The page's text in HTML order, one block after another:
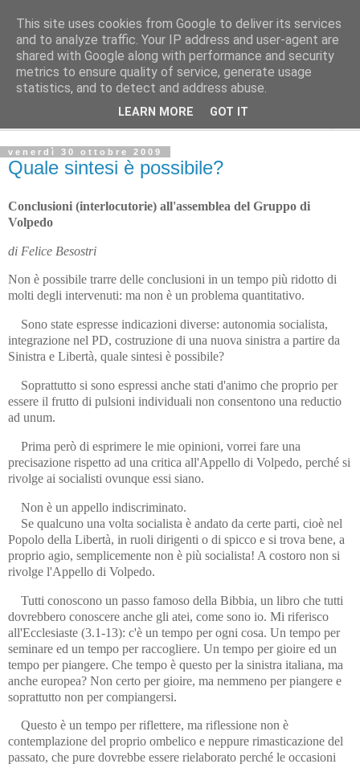
Avvenire dei Lavoratori
PERISCOPIO
venerdì 30 ottobre 2009
Quale sintesi è possibile?
Conclusioni (interlocutorie) all'assemblea del Gruppo di
Volpedo
di Felice Besostri
Non è possibile trarre delle conclusioni in un tempo più ridotto di
molti degli intervenuti: ma non è un problema quantitativo.
Sono state espresse indicazioni diverse: autonomia socialista,
integrazione nel PD, costruzione di una nuova sinistra a partire da
Sinistra e Libertà, quale sintesi è possibile?
Soprattutto si sono espressi anche stati d'animo che proprio per
essere il frutto di pulsioni individuali non consentono una reductio
ad unum.
Prima però di esprimere le mie opinioni, vorrei fare una
precisazione rispetto ad una critica all'Appello di Volpedo, perché si
rivolge ai socialisti ovunque essi siano.
Non è un appello indiscriminato.
Se qualcuno una volta socialista è andato da certe parti, cioè nel
Popolo della Libertà, in ruoli dirigenti o di spicco e si trova bene, a
proprio agio, semplicemente non è più socialista! A costoro non si
rivolge l'Appello di Volpedo.
Tutti conoscono un passo famoso della Bibbia, un libro che tutti
dovrebbero conoscere anche gli atei, come sono io. Mi riferisco
all'Ecclesiaste (3.1-13): c'è un tempo per ogni cosa. Un tempo per
seminare ed un tempo per raccogliere. Un tempo per gioire ed un
tempo per piangere. Che tempo è questo per la sinistra italiana, ma
anche europea? Non certo per gioire, ma nemmeno per piangere e
soprattutto non per compiangersi.
Questo è un tempo per riflettere, ma riflessione non è
contemplazione del proprio ombelico e neppure rimasticazione del
passato, che pure dovrebbe essere rielaborato perché le occasioni
This site uses cookies from Google to deliver its services
and to analyze traffic. Your IP address and user-agent are
shared with Google along with performance and security
metrics to ensure quality of service, generate usage
statistics, and to detect and address abuse.
LEARN MORE GOT IT